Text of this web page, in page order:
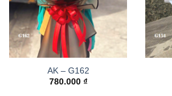
AK – G162
780.000 ₫